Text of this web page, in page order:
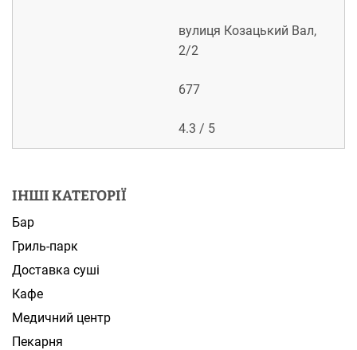
вулиця Козацький Вал,
2/2
677
4.3 / 5
ІНШІ КАТЕГОРІЇ
Бар
Гриль-парк
Доставка суші
Кафе
Медичний центр
Пекарня